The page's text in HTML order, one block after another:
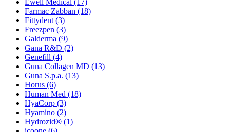
Farmac Zabban (18)
Fittydent (3)
Freezpen (3)
Galderma (9)
Gana R&D (2)
Genefill (4)
Guna Collagen MD (13)
Guna S.p.a. (13)
Horus (6)
Human Med (18)
HyaCorp (3)
Hyamino (2)
Hydrozid® (1)